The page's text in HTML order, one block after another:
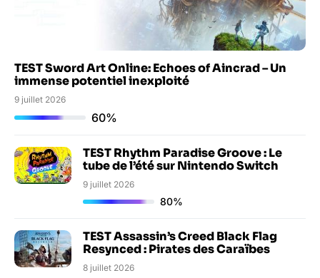
TEST Sword Art Online: Echoes of Aincrad – Un
immense potentiel inexploité
9 juillet 2026
60%
TEST Rhythm Paradise Groove : Le
tube de l’été sur Nintendo Switch
9 juillet 2026
80%
TEST Assassin’s Creed Black Flag
Resynced : Pirates des Caraïbes
8 juillet 2026